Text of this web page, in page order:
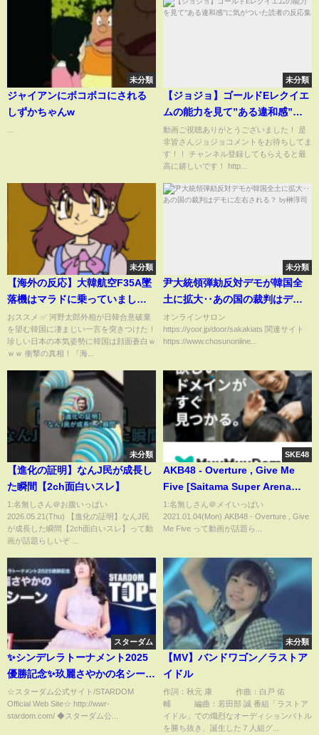
未分類
ジャイアンにボコボコにされる
しずかちゃんw
未分類
【ジョジョ】ゴールドEレクイエ
ムの能力を見て”ある違和感”に
気がついた読者の反応集
動画ご視聴ありがとうございました！ 是
非皆さんジョジョコメントをお待ちしてま
す！！ チャンネル登録してもらえると最
高に嬉しいです！ http...
未分類
【海外の反応】大韓航空F35A墜
落機はマラドに乗っていました
か？日本に拒否されてオースト
ラリアに発送されたのですか？
お気に入りのスペアパーツに…
おススメ ✅ 河野太郎外相が日韓合意破棄
を望む韓国に凄まじい一言を突きつけた！
珍しい日本の本気姿勢に韓国は顔面蒼白ｗ
ｗｗ 衝撃の真相！『海...
未分類
尹大統領弾劾反対デモが韓国全
土に拡大‥あの国の裁判はデモ
に左右される？ by榊淳司
オンラインサロン
https://yoor.jp/door/sakakiats 関連サイト
https://www.chosunonline...
未分類
【進化の証明】なんJ民が成長し
た瞬間【2ch面白いスレ】
1:名無しさん＠お腹いっぱい
2026.05.21(Thu) 【進化の証明】なんJ民
が成長した瞬間【2ch面白いスレ】って動
画が話題らしいぞ ...
SKE48
AKB48 - Overture , Give Me
Five [Saitama Super Arena
2012]
1:名無しさん＠メイいっぱい
2021.01.04(Mon) AKB48 - Overture , Give
Me Five って動画が話題ら...
スターダム
✨シンデレラトーナメント2025
優勝記念✨玖麗さやかの名シーン
TOP5！ TOP5 SAYAKA
KURARA Iconic Scenes ✨ #ス
ターダム #stardom #プロレス
☆スターダム公式サイト/STARDOM
Official Web Site☆ http://wwr-
stardom.com/ ◆スターダム公...
未分類
【MV】バンドワゴン／ラストア
イドル
作詞：秋元 康 作曲：白戸 佑
輔 編曲：若田部 誠 番組「ラストア
イドル」での熾烈なオーディションバトル
を勝ち抜き、誕生した７人組グ...